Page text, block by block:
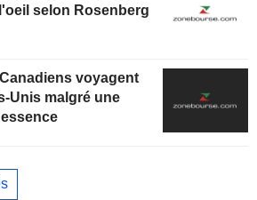
selon Rosenberg
voyagent
Unis malgré une